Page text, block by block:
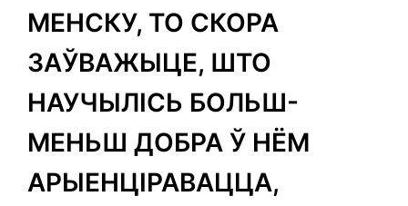
МЕНСКУ, ТО СКОРА
ЗАЎВАЖЫЦЕ, ШТО
НАУЧЫЛІСЬ БОЛЬШ-
МЕНЬШ ДОБРА Ў НЁМ
АРЫЕНЦІРАВАЦЦА,